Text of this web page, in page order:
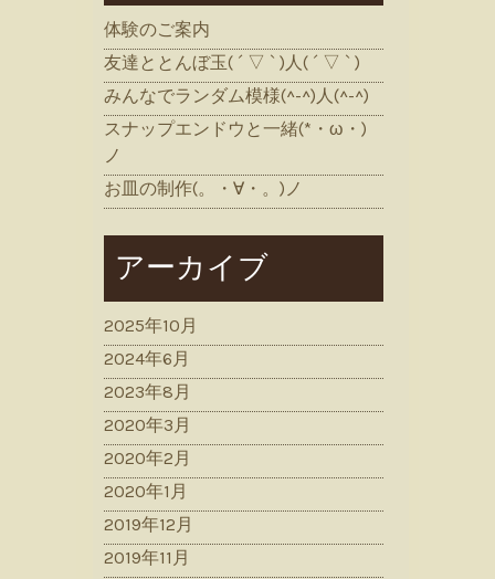
体験のご案内
友達ととんぼ玉( ´ ▽ ` )人( ´ ▽ ` )
みんなでランダム模様(^-^)人(^-^)
スナップエンドウと一緒(*・ω・)
ノ
お皿の制作(。・∀・。)ノ
アーカイブ
2025年10月
2024年6月
2023年8月
2020年3月
2020年2月
2020年1月
2019年12月
2019年11月